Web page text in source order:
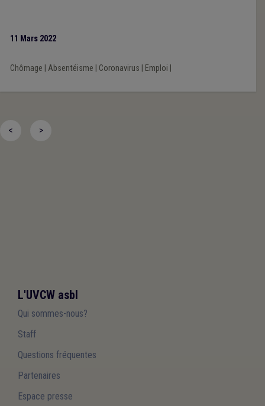
11 Mars 2022
Chômage Absentéisme Coronavirus Emploi
< >
L'UVCW asbl
Qui sommes-nous?
Staff
Questions fréquentes
Partenaires
Espace presse